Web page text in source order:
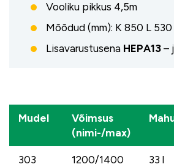
Vooliku pikkus 4,5m
Mõõdud (mm): K 850 L 530
Lisavarustusena HEPA13 –
Mudel
Võimsus
(nimi-/max)
303
1200/1400
33 l